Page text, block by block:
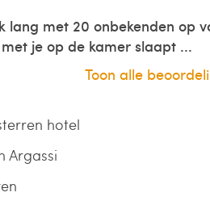
lang met 20 onbekenden op
je op de kamer slaapt ...
Toon alle
hotel
Argassi